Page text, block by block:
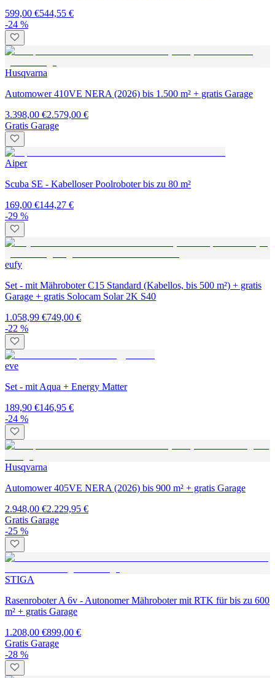
599,00 €544,55 €
-24 %
Husqvarna
Automower 410VE NERA (2026) bis 1.500 m² + gratis Garage
3.398,00 €2.579,00 €
Gratis Garage
Aiper
Scuba SE - Kabelloser Poolroboter bis zu 80 m²
169,00 €144,27 €
-29 %
eufy
Set - mit Mähroboter C15 Standard (Kabellos, bis 500 m²) + gratis
Garage + gratis Solocam Solar 2K S40
1.058,99 €749,00 €
-22 %
eve
Set - mit Aqua + Energy Matter
189,90 €146,95 €
-24 %
Husqvarna
Automower 405VE NERA (2026) bis 900 m² + gratis Garage
2.948,00 €2.229,95 €
Gratis Garage
-25 %
STIGA
Rasenroboter A 6v - Autonomer Mähroboter mit RTK für bis zu 600
m² + gratis Garage
1.208,00 €899,00 €
Gratis Garage
-28 %